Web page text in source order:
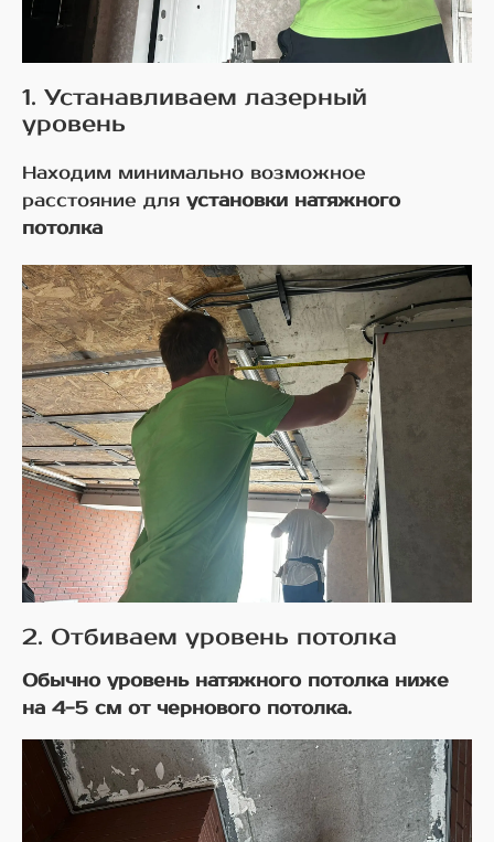
1. Устанавливаем лазерный
уровень
Находим минимально возможное
расстояние для установки натяжного
потолка
2. Отбиваем уровень потолка
Обычно уровень натяжного потолка ниже
на 4-5 см от чернового потолка.